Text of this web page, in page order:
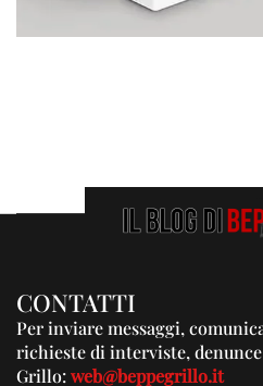
CONTATTI
Per inviare messaggi,
richieste di interviste,
Grillo:web@beppegrillo.it